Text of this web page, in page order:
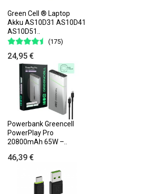
Green Cell ® Laptop
Akku AS10D31 AS10D41
AS10D51..
(175)
24,95 €
Powerbank Greencell
PowerPlay Pro
20800mAh 65W –..
46,39 €